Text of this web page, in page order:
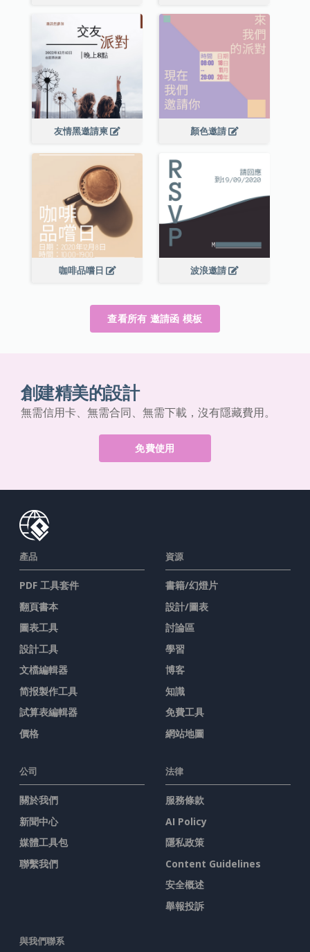
友情黑邀請柬 顏色邀請
咖啡品嚐日 波浪邀請
查看所有 邀請函 模板
創建精美的設計
無需信用卡、無需合同、無需下載，沒有隱藏費用。
免費使用
產品
PDF 工具套件
翻頁書本
圖表工具
設計工具
文檔編輯器
简报製作工具
試算表編輯器
價格
資源
書籍/幻燈片
設計/圖表
討論區
學習
博客
知識
免費工具
網站地圖
公司
關於我們
新聞中心
媒體工具包
聯繫我們
法律
服務條款
AI Policy
隱私政策
Content Guidelines
安全概述
舉報投訴
與我們聯系